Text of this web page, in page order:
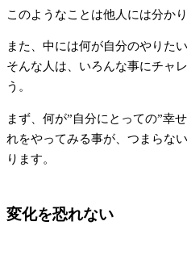
このようなことは他人には分かり
また、中には何が自分のやりた
そんな人は、いろんな事にチャ
う。
まず、何が”自分にとっての”幸
れをやってみる事が、つまらな
ります。
変化を恐れない